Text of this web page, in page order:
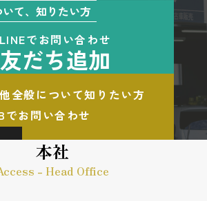
て、知りたい方
LINEでお問い合わせ
友だち追加
全般について知りたい方
でお問い合わせ
本社
- Head Office